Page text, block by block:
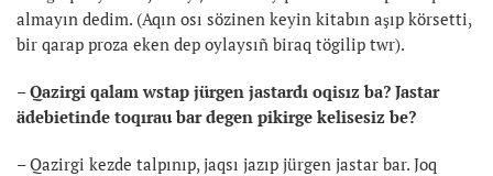
almayın dedim. (Aqın osı sözinen keyin kitabın aşıp körsetti,
bir qarap proza eken dep oylaysıñ biraq tögilip twr).
– Qazirgi qalam wstap jürgen jastardı oqisız ba? Jastar
ädebietinde toqırau bar degen pikirge kelisesiz be?
– Qazirgi kezde talpınıp, jaqsı jazıp jürgen jastar bar. Joq